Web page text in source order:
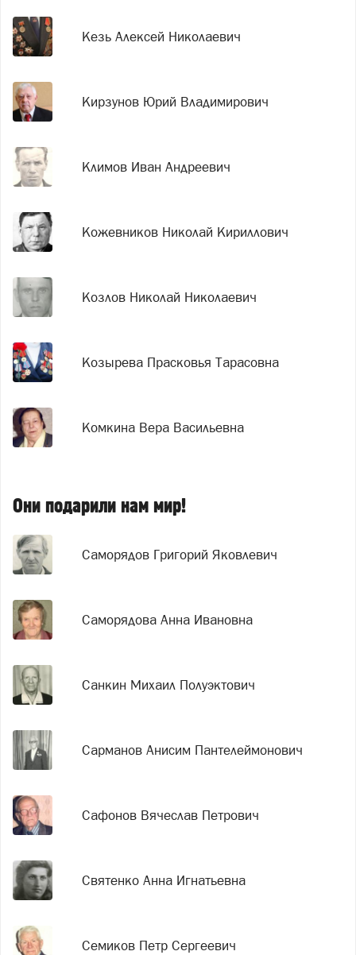
Кезь Алексей Николаевич
Кирзунов Юрий Владимирович
Климов Иван Андреевич
Кожевников Николай Кириллович
Козлов Николай Николаевич
Козырева Прасковья Тарасовна
Комкина Вера Васильевна
Они подарили нам мир!
Саморядов Григорий Яковлевич
Саморядова Анна Ивановна
Санкин Михаил Полуэктович
Сарманов Анисим Пантелеймонович
Сафонов Вячеслав Петрович
Святенко Анна Игнатьевна
Семиков Петр Сергеевич